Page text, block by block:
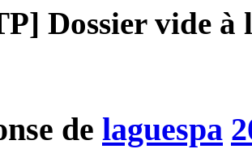
Dossier vide à
de laguespa